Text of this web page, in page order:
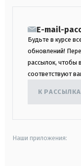
E-mail-
Будьте в курсе
обновлений!
рассылок, чтобы
соответствуют
К
Наши приложения: